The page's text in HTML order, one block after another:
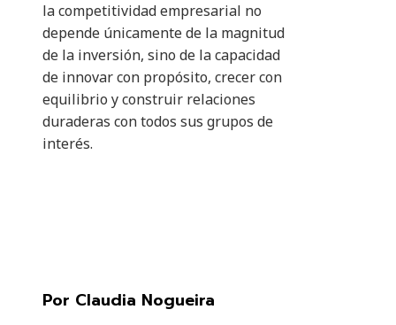
la competitividad empresarial no
depende únicamente de la magnitud
de la inversión, sino de la capacidad
de innovar con propósito, crecer con
equilibrio y construir relaciones
duraderas con todos sus grupos de
interés.
Por Claudia Nogueira